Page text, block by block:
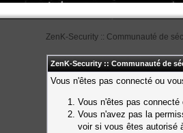
ZenK-Security :: Communauté de
ZenK-Security :: Communauté de
Vous n'êtes pas connecté ou
Vous n'êtes pas
Vous n'avez pas la
voir si vous êtes autorisé